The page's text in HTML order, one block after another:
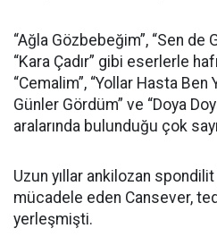
“Ağla Gözbebeğim”, “Sen de
“Kara Çadır” gibi eserlerle
“Cemalim”, “Yollar Hasta Ben
Günler Gördüm” ve “Doya
aralarında bulunduğu çok
Uzun yıllar ankilozan spondilit
mücadele eden Cansever,
yerleşmişti.